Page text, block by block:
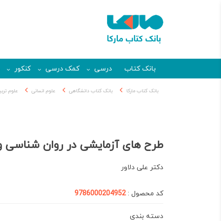
بانک کتاب درسی کمک درسی کنکور
بانک کتاب مارکا بانک کتاب دانشگاهی علوم انسانی علوم
طرح های آزمایشی در روان
دکتر علی دلاور
کد محصول :9786000204952
دسته بندی